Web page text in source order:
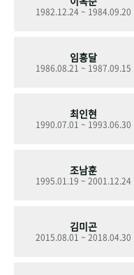
1982.12.24 ~ 1984.09.20
임흥달
1986.08.21 ~ 1987.09.15
최인현
1990.07.01 ~ 1993.06.30
조남훈
1995.01.19 ~ 2001.12.24
김미곤
2015.08.01 ~ 2018.04.30